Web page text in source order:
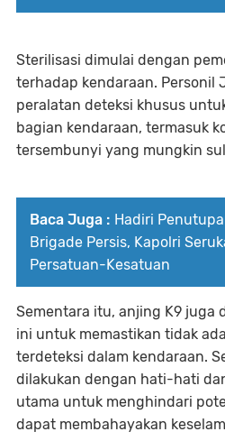
Sterilisasi dimulai dengan
terhadap kendaraan. Personil
peralatan deteksi khusus
bagian kendaraan, termasuk
tersembunyi yang mungkin
Baca Juga : Hadiri
Brigade Persis, Kapolri
Persatuan-Kesatuan
Sementara itu, anjing K9 juga
ini untuk memastikan tidak
terdeteksi dalam kendaraan.
dilakukan dengan hati-hati
utama untuk menghindari
dapat membahayakan